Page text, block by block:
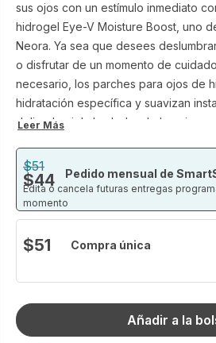
sus ojos con un estímulo inmediato
hidrogel Eye-V Moisture Boost, uno
Neora. Ya sea que desees
o disfrutar de un momento de
necesario, los parches para ojos de
hidratación específica y suavizan
delicada piel alrededor de los ojos.
molécula patentada SIG-1191® y una
súper hidratantes, usa la temperatura
desbloquear los ingredientes clave,
combatir la apariencia de ojos
fatigados.
¿Consejo de un experto? Para una
refrescantes. O úsalos en las líneas
boca para suavizar instantáneamente
Leer Más
$51
$44 Pedido mensual de
Edita o cancela futuras entregas
momento
$51 Compra única
Añadir a la